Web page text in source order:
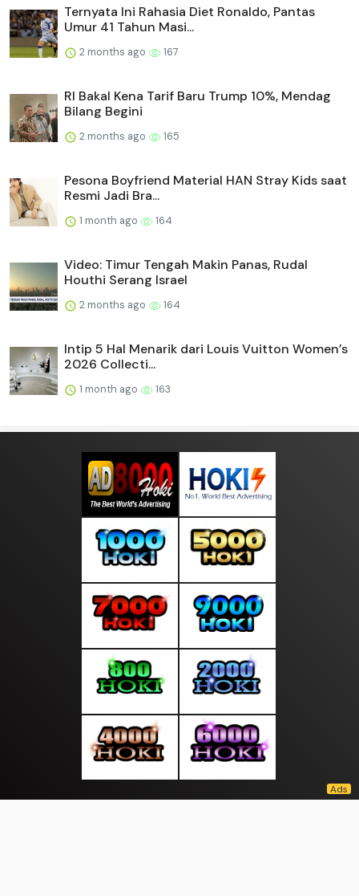
Ternyata Ini Rahasia Diet Ronaldo, Pantas
Umur 41 Tahun Masi...
2 months ago 167
RI Bakal Kena Tarif Baru Trump 10%, Mendag
Bilang Begini
2 months ago 165
Pesona Boyfriend Material HAN Stray Kids saat
Resmi Jadi Bra...
1 month ago 164
Video: Timur Tengah Makin Panas, Rudal
Houthi Serang Israel
2 months ago 164
Intip 5 Hal Menarik dari Louis Vuitton Women’s
2026 Collecti...
1 month ago 163